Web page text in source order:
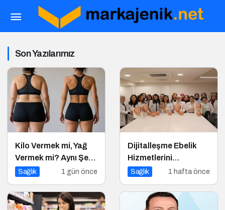
Son Yazılarımız
Kilo Vermek mi, Yağ
Vermek mi? Aynı Şey
Sanıyoruz Ama Değil!
Sağlık 1 gün önce
Dijitalleşme Ebelik
Hizmetlerini
Dönüştürüyor
Sağlık 1 hafta önce